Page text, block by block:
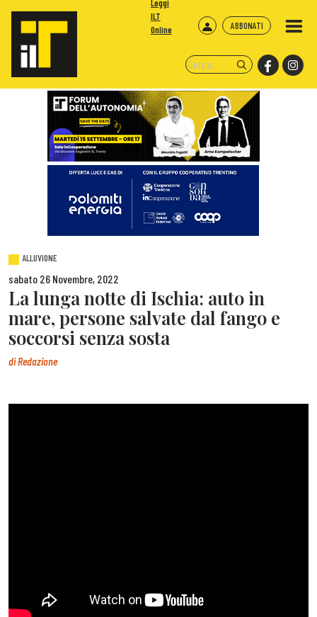
ABBONATI
Leggi
ILT
Online
ALLUVIONE
sabato 26 Novembre, 2022
La lunga notte di Ischia: auto in
mare, persone salvate dal fango e
soccorsi senza sosta
diRedazione